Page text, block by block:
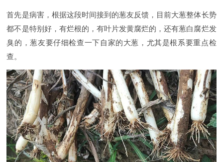
首先是病害，根据这段时间接到的葱友反馈，目前大葱整体长势
都不是特别好，有烂根的，有叶片发黄腐烂的，还有葱白腐烂发
臭的，葱友要仔细检查一下自家的大葱，尤其是根系要重点检
查。